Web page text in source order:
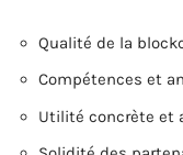
Qualité de la
Compétences et
Utilité concrète et